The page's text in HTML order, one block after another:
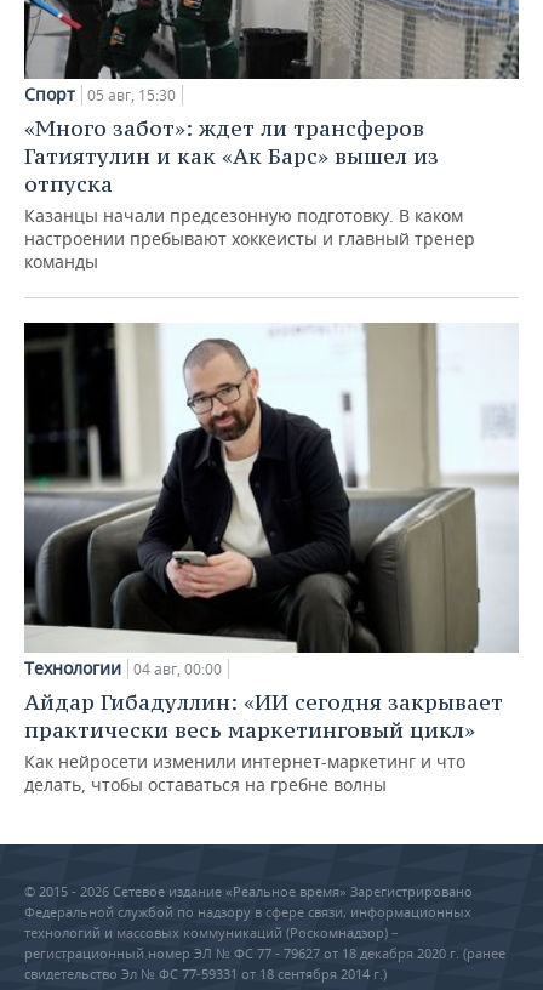
Спорт 05 авг, 15:30
«Много забот»: ждет ли трансферов
Гатиятулин и как «Ак Барс» вышел из
отпуска
Казанцы начали предсезонную подготовку. В каком
настроении пребывают хоккеисты и главный тренер
команды
Технологии 04 авг, 00:00
Айдар Гибадуллин: «ИИ сегодня закрывает
практически весь маркетинговый цикл»
Как нейросети изменили интернет-маркетинг и что
делать, чтобы оставаться на гребне волны
© 2015 - 2026 Сетевое издание «Реальное время» Зарегистрировано
Федеральной службой по надзору в сфере связи, информационных
технологий и массовых коммуникаций (Роскомнадзор) –
регистрационный номер ЭЛ № ФС 77 - 79627 от 18 декабря 2020 г. (ранее
свидетельство Эл № ФС 77-59331 от 18 сентября 2014 г.)